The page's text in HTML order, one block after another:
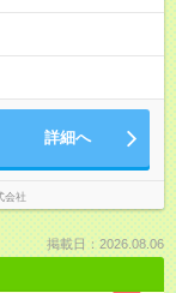
詳細へ
会社
掲載日：2026.08.06